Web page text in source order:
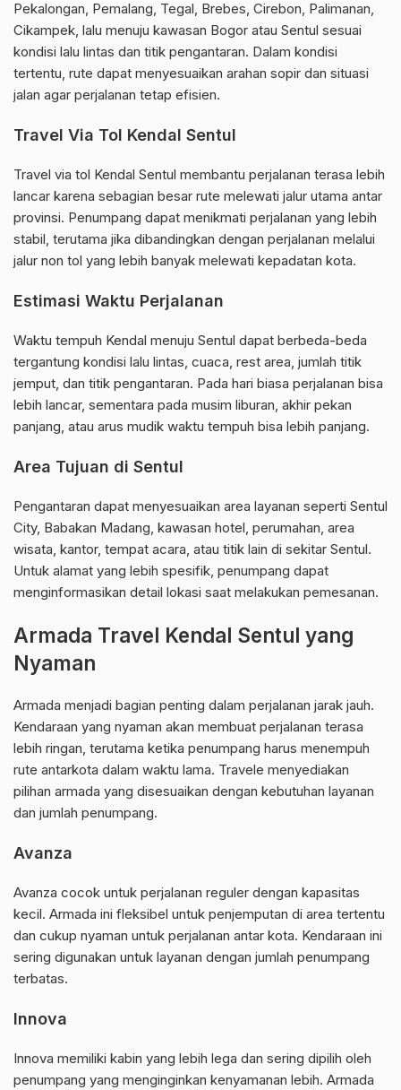
Pekalongan, Pemalang, Tegal, Brebes, Cirebon, Palimanan,
Cikampek, lalu menuju kawasan Bogor atau Sentul sesuai
kondisi lalu lintas dan titik pengantaran. Dalam kondisi
tertentu, rute dapat menyesuaikan arahan sopir dan situasi
jalan agar perjalanan tetap efisien.
Travel Via Tol Kendal Sentul
Travel via tol Kendal Sentul membantu perjalanan terasa lebih
lancar karena sebagian besar rute melewati jalur utama antar
provinsi. Penumpang dapat menikmati perjalanan yang lebih
stabil, terutama jika dibandingkan dengan perjalanan melalui
jalur non tol yang lebih banyak melewati kepadatan kota.
Estimasi Waktu Perjalanan
Waktu tempuh Kendal menuju Sentul dapat berbeda-beda
tergantung kondisi lalu lintas, cuaca, rest area, jumlah titik
jemput, dan titik pengantaran. Pada hari biasa perjalanan bisa
lebih lancar, sementara pada musim liburan, akhir pekan
panjang, atau arus mudik waktu tempuh bisa lebih panjang.
Area Tujuan di Sentul
Pengantaran dapat menyesuaikan area layanan seperti Sentul
City, Babakan Madang, kawasan hotel, perumahan, area
wisata, kantor, tempat acara, atau titik lain di sekitar Sentul.
Untuk alamat yang lebih spesifik, penumpang dapat
menginformasikan detail lokasi saat melakukan pemesanan.
Armada Travel Kendal Sentul yang
Nyaman
Armada menjadi bagian penting dalam perjalanan jarak jauh.
Kendaraan yang nyaman akan membuat perjalanan terasa
lebih ringan, terutama ketika penumpang harus menempuh
rute antarkota dalam waktu lama. Travele menyediakan
pilihan armada yang disesuaikan dengan kebutuhan layanan
dan jumlah penumpang.
Avanza
Avanza cocok untuk perjalanan reguler dengan kapasitas
kecil. Armada ini fleksibel untuk penjemputan di area tertentu
dan cukup nyaman untuk perjalanan antar kota. Kendaraan ini
sering digunakan untuk layanan dengan jumlah penumpang
terbatas.
Innova
Innova memiliki kabin yang lebih lega dan sering dipilih oleh
penumpang yang menginginkan kenyamanan lebih. Armada